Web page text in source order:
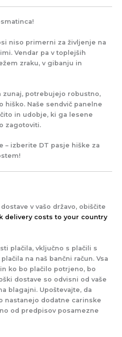
niso primerni za življenje na
Vendar pa v toplejših
zraku, v gibanju in
zunaj, potrebujejo robustno,
hiško. Naše sendvič panelne
in udobje, ki ga lesene
zagotoviti.
– izberite DT pasje hiške za
v vašo državo, obiščite
delivery costs to your country
plačila, vključno s plačili s
na naš bančni račun. Vsa
ko bo plačilo potrjeno, bo
dostave so odvisni od vaše
blagajni. Upoštevajte, da
nastanejo dodatne carinske
od predpisov posamezne